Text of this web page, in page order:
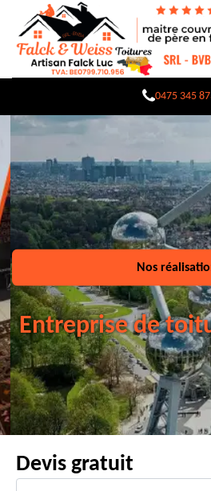
0475 345
Nos
Entreprise de
Devis gratuit